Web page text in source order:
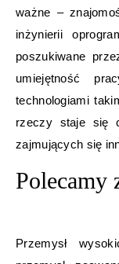
ważne –
inżynierii
poszukiwane
umiejętność
technologiami
rzeczy staje się
zajmujących się
Polecamy
Przemysł